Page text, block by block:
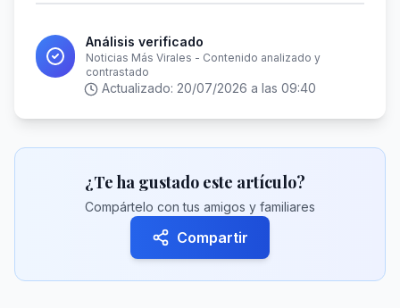
Análisis verificado
Noticias Más Virales - Contenido analizado y
contrastado
Actualizado: 20/07/2026 a las 09:40
¿Te ha gustado este artículo?
Compártelo con tus amigos y familiares
Compartir